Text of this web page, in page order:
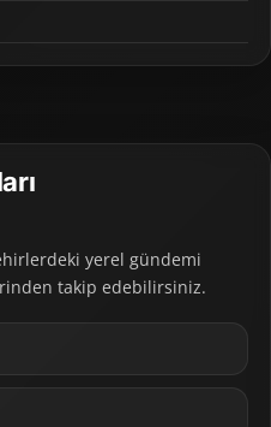
yerel gündemi
takip edebilirsiniz.